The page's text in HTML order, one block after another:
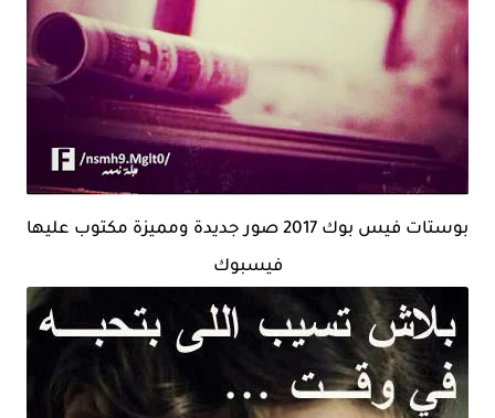
بوستات فيس بوك 2017 صور جديدة ومميزة مكتوب عليها
فيسبوك